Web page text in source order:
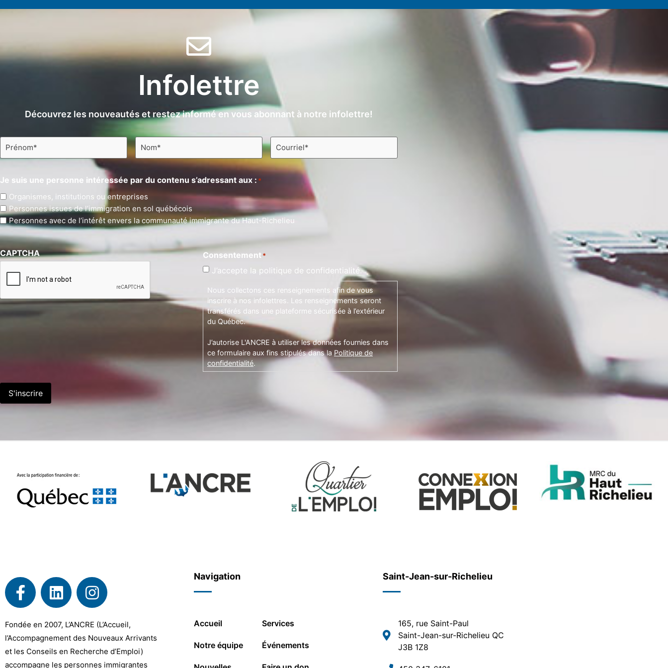
Infolettre
Découvrez les nouveautés et restez informé en vous abonnant à notre infolettre!
Prénom Nom Courriel
Je suis une personne intéressée par du contenu s’adressant aux : *
Organismes, institutions ou entreprises
Personnes issues de l’immigration en sol québécois
Personnes avec de l’intérêt envers la communauté immigrante du Haut-Richelieu
CAPTCHA Consentement*
J’accepte la politique de confidentialité.
Nous collectons ces renseignements afin de vous
inscrire à nos infolettres. Les renseignements seront
transférés dans une plateforme sécurisée à l’extérieur
du Québec.
J’autorise L'ANCRE à utiliser les données fournies dans
ce formulaire aux fins stipulés dans la Politique de
confidentialité.
S'inscrire
Fondée en 2007, L’ANCRE (L’Accueil,
l’Accompagnement des Nouveaux Arrivants
et les Conseils en Recherche d’Emploi)
accompagne les personnes immigrantes
Navigation
Accueil
Notre équipe
Services
Événements
Saint-Jean-sur-Richelieu
165, rue Saint-Paul
Saint-Jean-sur-Richelieu QC
J3B 1Z8